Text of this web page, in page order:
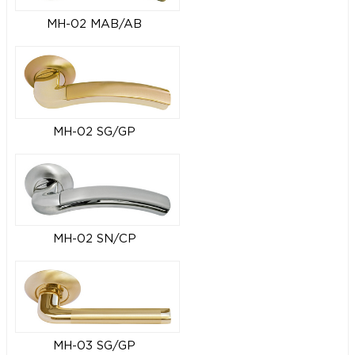
MH-02 MAB/AB
MH-02 SG/GP
MH-02 SN/CP
MH-03 SG/GP